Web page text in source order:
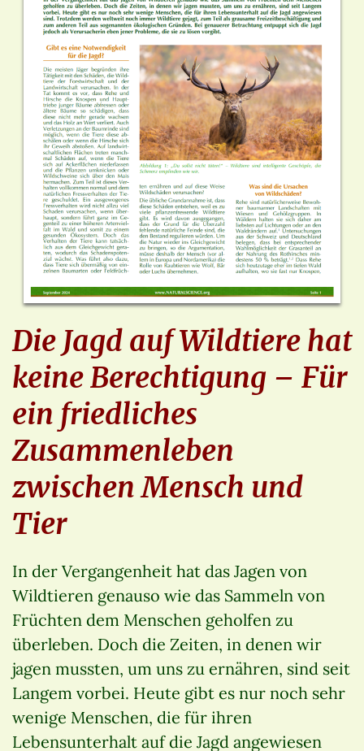
Die Jagd auf Wildtiere hat
keine Berechtigung – Für
ein friedliches
Zusammenleben
zwischen Mensch und
Tier
In der Vergangenheit hat das Jagen von
Wildtieren genauso wie das Sammeln von
Früchten dem Menschen geholfen zu
überleben. Doch die Zeiten, in denen wir
jagen mussten, um uns zu ernähren, sind seit
Langem vorbei. Heute gibt es nur noch sehr
wenige Menschen, die für ihren
Lebensunterhalt auf die Jagd angewiesen